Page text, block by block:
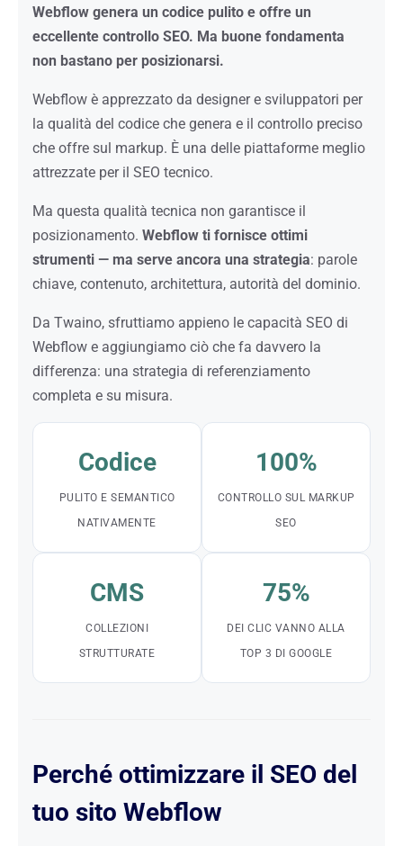
Webflow genera un codice pulito e offre un
eccellente controllo SEO. Ma buone fondamenta
non bastano per posizionarsi.
Webflow è apprezzato da designer e sviluppatori per
la qualità del codice che genera e il controllo preciso
che offre sul markup. È una delle piattaforme meglio
attrezzate per il SEO tecnico.
Ma questa qualità tecnica non garantisce il
posizionamento. Webflow ti fornisce ottimi
strumenti — ma serve ancora una strategia: parole
chiave, contenuto, architettura, autorità del dominio.
Da Twaino, sfruttiamo appieno le capacità SEO di
Webflow e aggiungiamo ciò che fa davvero la
differenza: una strategia di referenziamento
completa e su misura.
Codice
PULITO E SEMANTICO
NATIVAMENTE
100%
CONTROLLO SUL MARKUP
SEO
CMS
COLLEZIONI
STRUTTURATE
75%
DEI CLIC VANNO ALLA
TOP 3 DI GOOGLE
Perché ottimizzare il SEO del
tuo sito Webflow